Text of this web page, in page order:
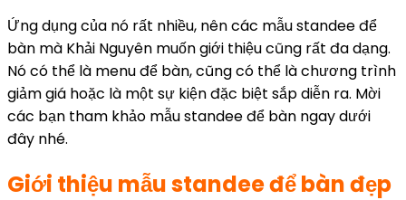
Ứng dụng của nó rất nhiều, nên các mẫu standee để
bàn mà Khải Nguyên muốn giới thiệu cũng rất đa dạng.
Nó có thể là menu để bàn, cũng có thể là chương trình
giảm giá hoặc là một sự kiện đặc biệt sắp diễn ra. Mời
các bạn tham khảo mẫu standee để bàn ngay dưới
đây nhé.
Giới thiệu mẫu standee để bàn đẹp